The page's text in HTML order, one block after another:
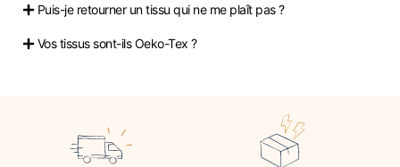
Puis-je retourner un tissu qui ne me plaît pas ?
Vos tissus sont-ils Oeko-Tex ?